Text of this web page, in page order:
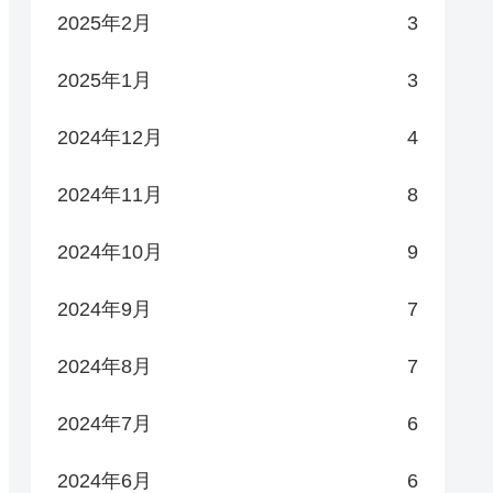
2025年2月 3
2025年1月 3
2024年12月 4
2024年11月 8
2024年10月 9
2024年9月 7
2024年8月 7
2024年7月 6
2024年6月 6